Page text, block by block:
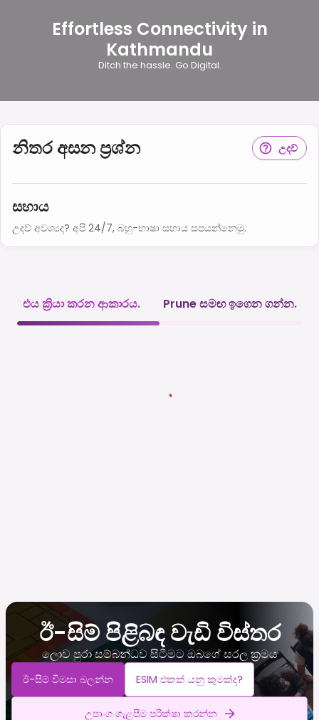
Effortless Connectivity in
Kathmandu
Ditch the hassle. Go Digital.
නිතර අසන ප්‍රශ්න උදව්
සහාය
උදව් අවශ්‍යද? අපි 24/7, බහු-භාෂා සහාය සපයන්නෙමු.
එය ක්‍රියා කරන ආකාරය. Prune සමඟ ඉගෙන ගන්න.
ඊ-සිම් පිළිබඳ වැඩි විස්තර
ලොව පුරා සම්බන්ධව සිටීමට ඔබගේ සරල ක්‍රමය
ඊ-සිම් විමසා බලන්න ESIM එකක් යනු කුමක්ද?
උපාංග ගැළපීම පරීක්ෂා කරන්න